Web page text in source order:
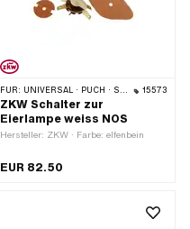
FÜR: UNIVERSAL · PUCH · SACHS 15573
ZKW Schalter zur
Eierlampe weiss NOS
Hersteller: ZKW · Farbe: elfenbein
EUR 82.50